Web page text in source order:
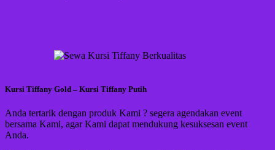
Kursi Tiffany Gold – Kursi Tiffany Putih
Anda tertarik dengan produk Kami ? segera agendakan event
bersama Kami, agar Kami dapat mendukung kesuksesan event
Anda.